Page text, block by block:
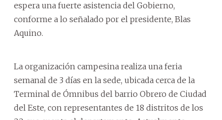
espera una fuerte asistencia del Gobierno,
conforme a lo señalado por el presidente, Blas
Aquino.
La organización campesina realiza una feria
semanal de 3 días en la sede, ubicada cerca de la
Terminal de Ómnibus del barrio Obrero de Ciudad
del Este, con representantes de 18 distritos de los